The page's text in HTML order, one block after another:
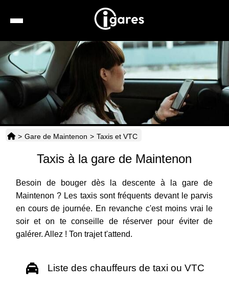
Recherche
Location de voiture
Hôtels
Taxis
> Gare de Maintenon > Taxis et VTC
Taxis à la gare de Maintenon
Besoin de bouger dès la descente à la gare de
Maintenon ? Les taxis sont fréquents devant le parvis
en cours de journée. En revanche c'est moins vrai le
soir et on te conseille de réserver pour éviter de
galérer. Allez ! Ton trajet t'attend.
Liste des chauffeurs de taxi ou VTC